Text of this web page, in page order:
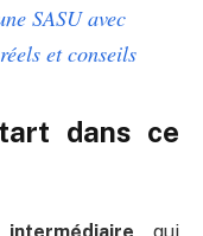
SASU avec
et conseils
dans ce